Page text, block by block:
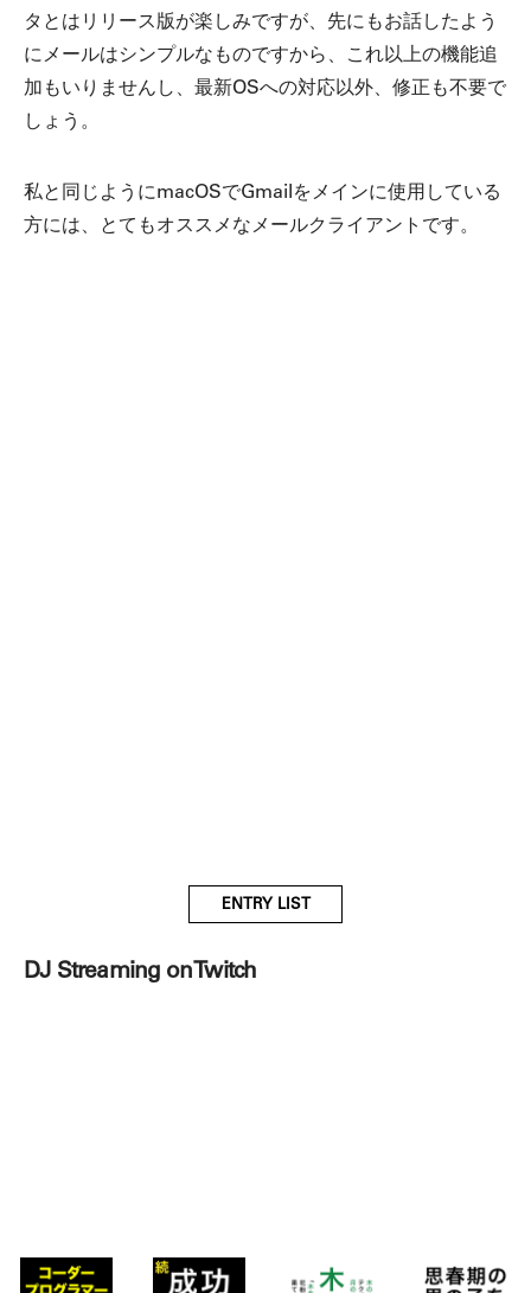
タとはリリース版が楽しみですが、先にもお話したよう
にメールはシンプルなものですから、これ以上の機能追
加もいりませんし、最新OSへの対応以外、修正も不要で
しょう。
私と同じようにmacOSでGmailをメインに使用している
方には、とてもオススメなメールクライアントです。
ENTRY LIST
DJ Streaming on Twitch